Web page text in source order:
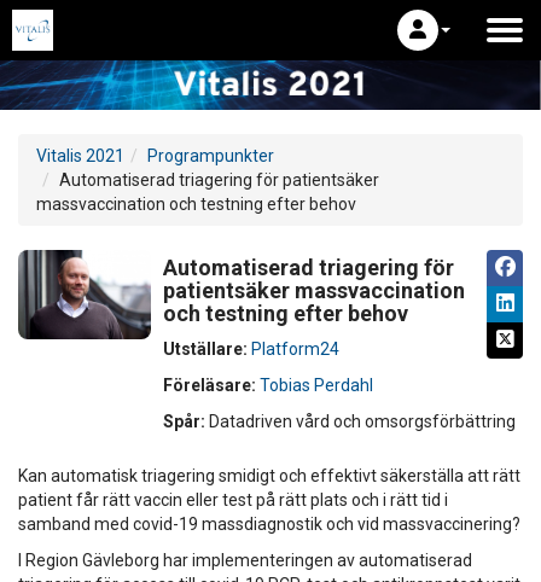
Vitalis 2021
Programpunkter
Automatiserad triagering för patientsäker
massvaccination och testning efter behov
Automatiserad triagering för
patientsäker massvaccination
och testning efter behov
Utställare: Platform24
Föreläsare: Tobias Perdahl
Spår: Datadriven vård och omsorgsförbättring
Kan automatisk triagering smidigt och effektivt säkerställa att rätt
patient får rätt vaccin eller test på rätt plats och i rätt tid i
samband med covid-19 massdiagnostik och vid massvaccinering?
I Region Gävleborg har implementeringen av automatiserad